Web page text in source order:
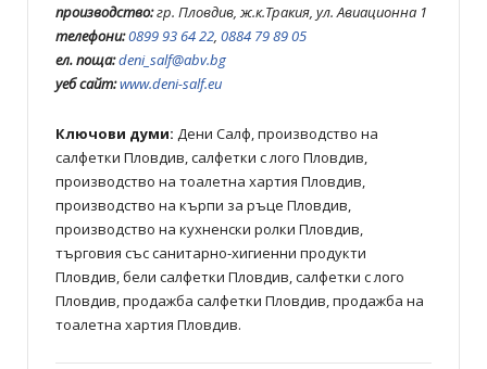
производство:гр. Пловдив, ж.к.Тракия, ул. Авиационна 1
телефони:0899 93 64 22 0884 79 89 05
ел. поща:deni_salf@abv.bg
уеб сайт:www.deni-salf.eu
Ключови думи: Дени Салф, производство на
салфетки Пловдив, салфетки с лого Пловдив,
производство на тоалетна хартия Пловдив,
производство на кърпи за ръце Пловдив,
производство на кухненски ролки Пловдив,
търговия със санитарно-хигиенни продукти
Пловдив, бели салфетки Пловдив, салфетки с лого
Пловдив, продажба салфетки Пловдив, продажба на
тоалетна хартия Пловдив.